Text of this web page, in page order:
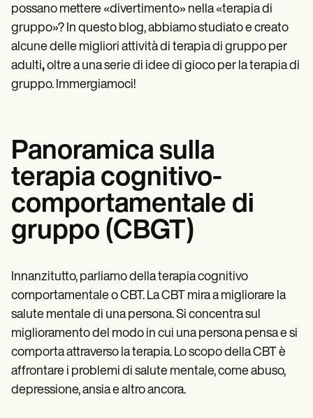
Demos
Training Hub
Webinars
Switch to Carepatron
Become a Partner
Pricing
possano mettere «divertimento» nella «terapia di
gruppo»? In questo blog, abbiamo studiato e creato
alcune delle migliori attività di terapia di gruppo per
adulti,oltre a una serie di idee di gioco per la terapia di
gruppo. Immergiamoci!
Panoramica sulla
terapia cognitivo-
comportamentale di
gruppo (CBGT)
Innanzitutto, parliamo della terapia cognitivo
comportamentale o CBT. La CBT mira a migliorare la
salute mentale di una persona. Si concentra sul
miglioramento del modo in cui una persona pensa e si
comporta attraverso la terapia. Lo scopo della CBT è
affrontare i problemi di salute mentale, come abuso,
depressione, ansia e altro ancora.